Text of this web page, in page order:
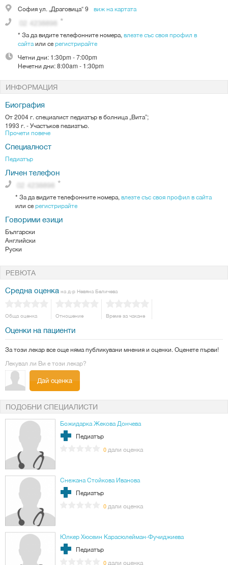
Софияул. „Драговица“ 9 виж на картата
* За да видите телефонните номера, влезте със своя профил в
сайтаили серегистрирайте
Четни дни: 1:30pm - 7:00pm
Нечетни дни:8:00am - 1:30pm
ИНФОРМАЦИЯ
Биография
От 2004 г. специалист педиатър в болница „Вита”;
1993 г. - Участъков педиатър.
Образование
Медицинска академия, София, 1993 г.
Сертификати
Специализации и признати специалности:
1. Специализация по педиатрия като клиничен ординатор в Педиатрична
Университетска Болница и останалите бази на Катедра по педиатрия към
МУ-София
2. Призната специалност по детски болести от 2004 г.
- Завършени курсове;
- Хранителна алергия;
- Артериална хипертония в детската възраст;
- Миокардити и кардиомиопатии.
Прочети повече
Специалност
Педиатър
Личен телефон
* За да видите телефонните номера, влезте със своя профил в сайта
или серегистрирайте
Говорими езици
Български
Английски
Руски
РЕВЮТА
Средна оценка на д-р Невяна Беличева
Обща оценка Отношение Време за чакане
Оценки на пациенти
За този лекар все още няма публикувани мнения и оценки. Оценете първи!
Лекувал ли Ви е този лекар?
Дай оценка
ПОДОБНИ СПЕЦИАЛИСТИ
Божидарка Жекова Дончева
Педиатър
0 дали оценка
Снежана Стойкова Иванова
Педиатър
0 дали оценка
Юлкер Хюсеин Карасюлейман-Фучиджиева
Педиатър
0 дали оценка